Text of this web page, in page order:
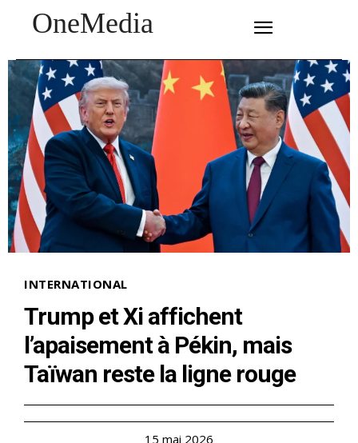
OneMedia
INTERNATIONAL
Trump et Xi affichent
l’apaisement à Pékin, mais
Taïwan reste la ligne rouge
15 mai 2026